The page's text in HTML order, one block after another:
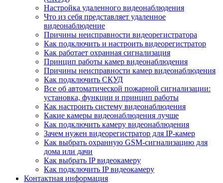
Настройка удаленного видеонаблюдения
Что из себя представляет удаленное
видеонаблюдение
Причины неисправности видеорегистратора
Как подключить и настроить видеорегистратор
Как работает охранная сигнализация
Принцип работы камер видеонаблюдения
Причины неисправности камер видеонаблюдения
Как подключить СКУД
Все об автоматической пожарной сигнализации:
установка, функции и принцип работы
Как настроить систему видеонаблюдения
Какие камеры видеонаблюдения лучше
Как подключить камеру видеонаблюдения
Зачем нужен видеорегистратор для IP-камер
Как выбрать охранную GSM-сигнализацию для
дома или дачи
Как выбрать IP видеокамеру
Как подключить IP видеокамеру
Контактная информация